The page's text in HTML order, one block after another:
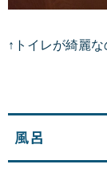
↑トイレが綺麗な
風呂